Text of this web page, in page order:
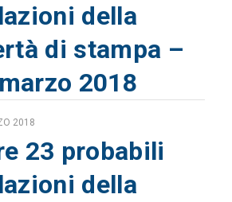
della
di stampa –
2018
2018
23 probabili
della